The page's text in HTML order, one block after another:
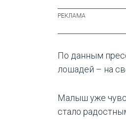
По данным
лошадей – на
Малыш уже
стало